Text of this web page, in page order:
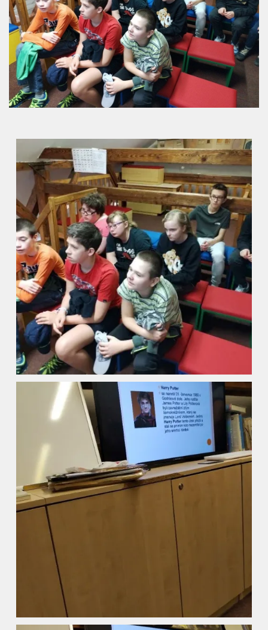
Úřední deska
Naše škola
Základní škola
ZŠ speciální
Školní družina
Fotogalerie
Kalendář akcí
Aktuality
Kontakty
Vyhledávání na webu